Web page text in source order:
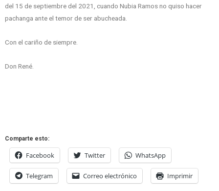
del 15 de septiembre del 2021, cuando Nubia Ramos no quiso hacer
pachanga ante el temor de ser abucheada.
Con el cariño de siempre.
Don René.
Comparte esto:
Facebook Twitter WhatsApp
Telegram Correo electrónico Imprimir